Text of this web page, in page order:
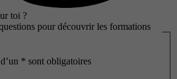
toi ?
pour découvrir les formations
* sont obligatoires